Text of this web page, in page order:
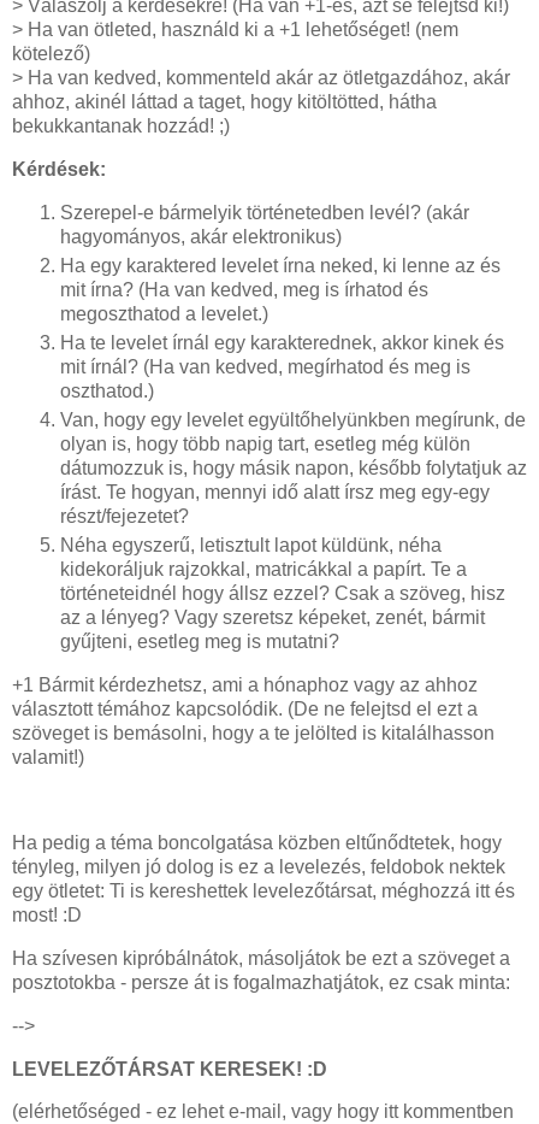
> Válaszolj a kérdésekre! (Ha van +1-es, azt se felejtsd ki!)
> Ha van ötleted, használd ki a +1 lehetőséget! (nem
kötelező)
> Ha van kedved, kommenteld akár az ötletgazdához, akár
ahhoz, akinél láttad a taget, hogy kitöltötted, hátha
bekukkantanak hozzád! ;)
Kérdések:
Szerepel-e bármelyik történetedben levél? (akár
hagyományos, akár elektronikus)
Ha egy karaktered levelet írna neked, ki lenne az és
mit írna? (Ha van kedved, meg is írhatod és
megoszthatod a levelet.)
Ha te levelet írnál egy karakterednek, akkor kinek és
mit írnál? (Ha van kedved, megírhatod és meg is
oszthatod.)
Van, hogy egy levelet együltőhelyünkben megírunk, de
olyan is, hogy több napig tart, esetleg még külön
dátumozzuk is, hogy másik napon, később folytatjuk az
írást. Te hogyan, mennyi idő alatt írsz meg egy-egy
részt/fejezetet?
Néha egyszerű, letisztult lapot küldünk, néha
kidekoráljuk rajzokkal, matricákkal a papírt. Te a
történeteidnél hogy állsz ezzel? Csak a szöveg, hisz
az a lényeg? Vagy szeretsz képeket, zenét, bármit
gyűjteni, esetleg meg is mutatni?
+1 Bármit kérdezhetsz, ami a hónaphoz vagy az ahhoz
választott témához kapcsolódik. (De ne felejtsd el ezt a
szöveget is bemásolni, hogy a te jelölted is kitalálhasson
valamit!)
Ha pedig a téma boncolgatása közben eltűnődtetek, hogy
tényleg, milyen jó dolog is ez a levelezés, feldobok nektek
egy ötletet: Ti is kereshettek levelezőtársat, méghozzá itt és
most! :D
Ha szívesen kipróbálnátok, másoljátok be ezt a szöveget a
posztotokba - persze át is fogalmazhatjátok, ez csak minta:
-->
LEVELEZŐTÁRSAT KERESEK! :D
(elérhetőséged - ez lehet e-mail, vagy hogy itt kommentben